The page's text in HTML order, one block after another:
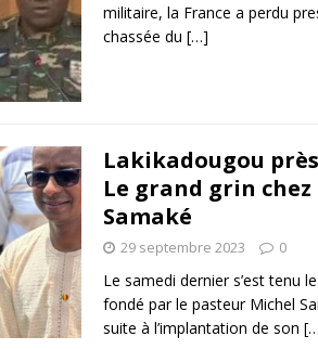
militaire, la France a perdu
chassée du […]
Lakikadougou
Le grand grin
Samaké
29 septembre 2023 0
Le samedi dernier s’est tenu
fondé par le pasteur Michel
suite à l’implantation de son